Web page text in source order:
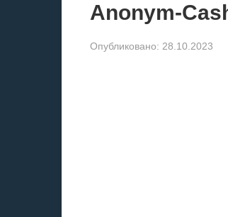
Anonym-
Опубликовано: 28.10.2023